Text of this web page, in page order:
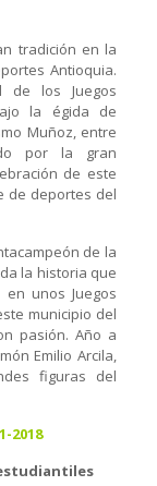
tradición en la
Antioquia.
los Juegos
la égida de
Muñoz, entre
por la gran
de este
de deportes del
de la
la historia que
unos Juegos
municipio del
pasión. Año a
Emilio Arcila,
figuras del
2018